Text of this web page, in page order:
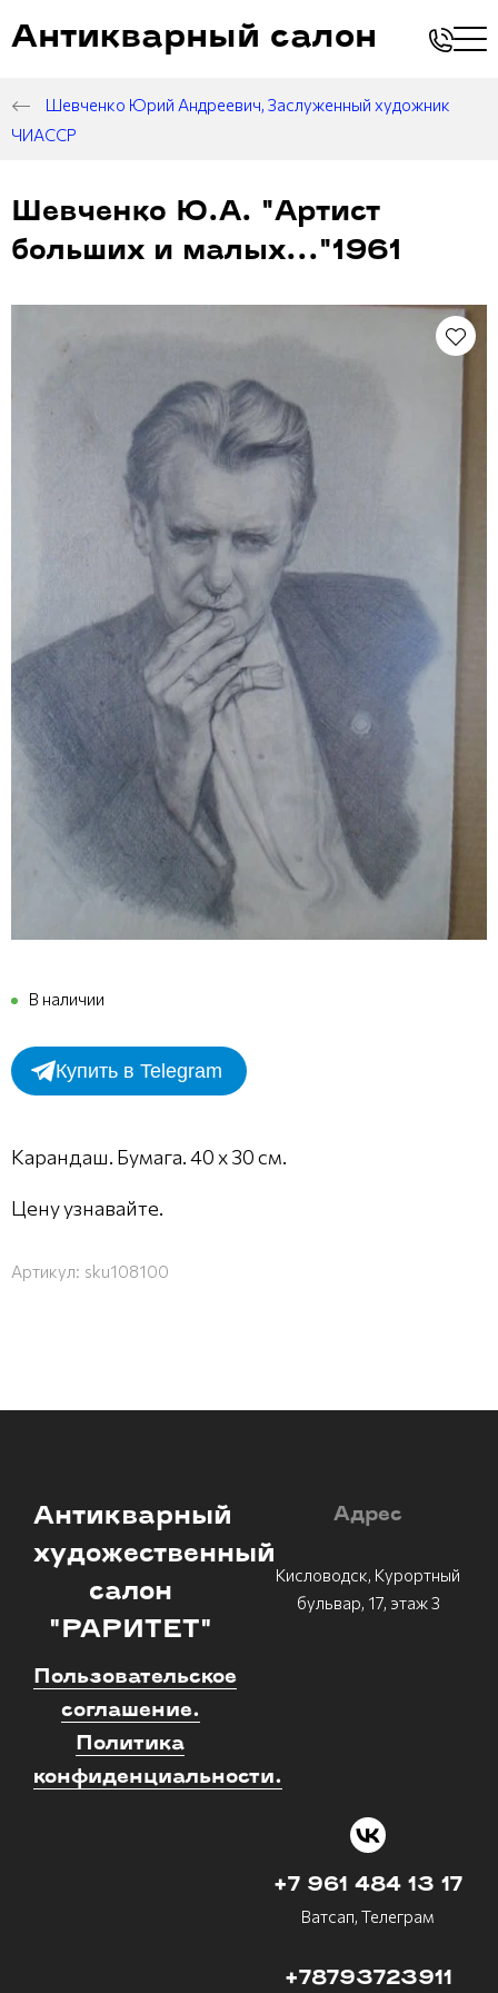
Антикварный салон
Шевченко Юрий Андреевич, Заслуженный художник
ЧИАССР
Шевченко Ю.А. "Артист
больших и малых..."1961
В наличии
Купить в Telegram
Карандаш. Бумага. 40 х 30 см.
Цену узнавайте.
Артикул: sku108100
Антикварный
художественный
салон
"РАРИТЕТ"
Пользовательское
соглашение.
Политика
конфиденциальности.
Адрес
Кисловодск, Курортный
бульвар, 17, этаж 3
+7 961 484 13 17
Ватсап, Телеграм
+78793723911